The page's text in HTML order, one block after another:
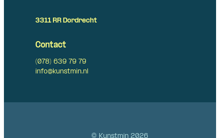
3311 RR Dordrecht
Contact
(078) 639 79 79
info@kunstmin.nl
© Kunstmin 2026